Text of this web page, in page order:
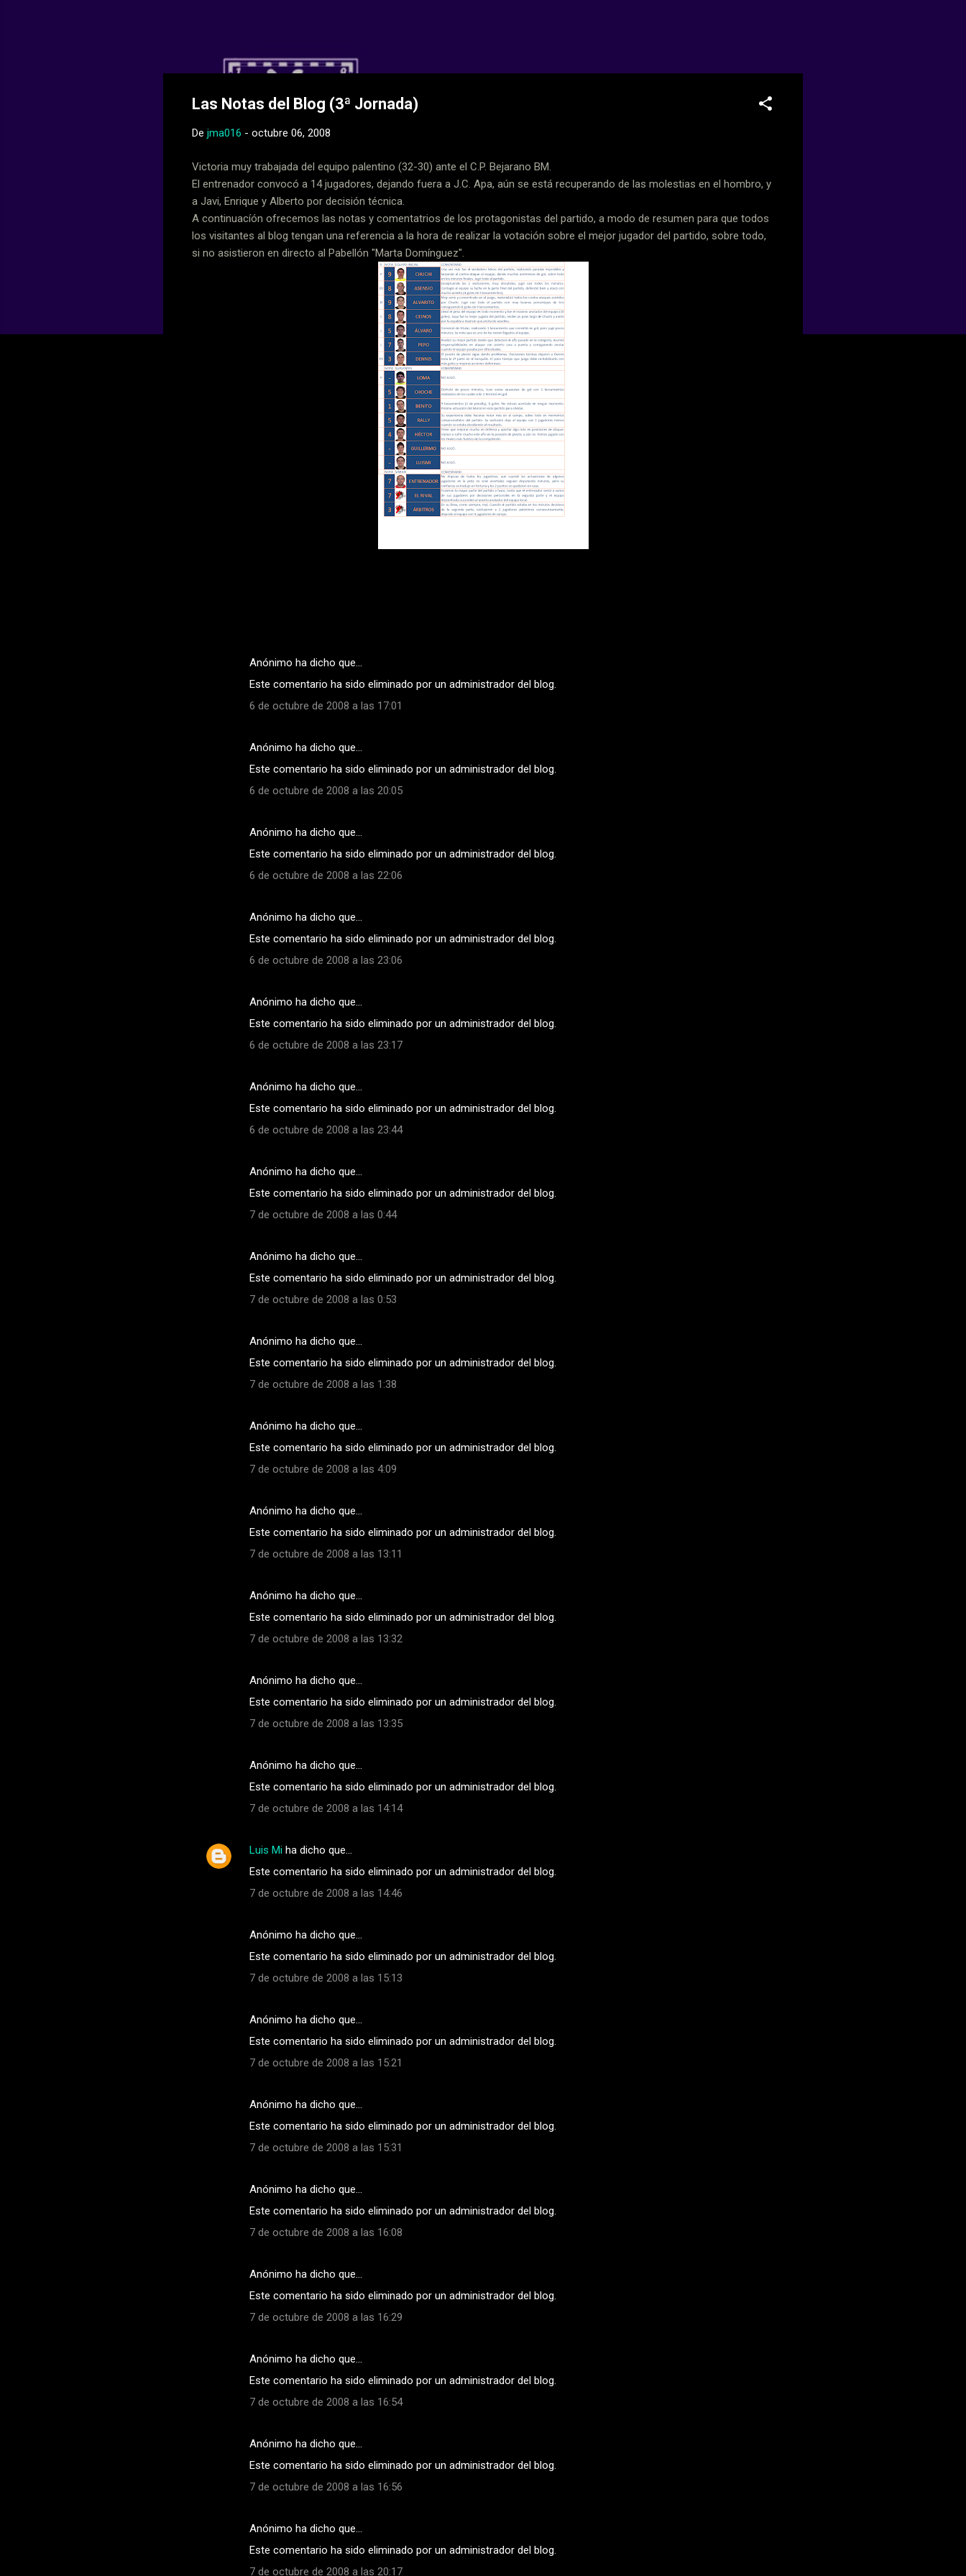
Las Notas del Blog (3ª Jornada)
De jma016 - octubre 06, 2008
Victoria muy trabajada del equipo palentino (32-30) ante el C.P. Bejarano BM.
El entrenador convocó a 14 jugadores, dejando fuera a J.C. Apa, aún se está recuperando de las molestias en el hombro, y
a Javi, Enrique y Alberto por decisión técnica.
A continuacíón ofrecemos las notas y comentatrios de los protagonistas del partido, a modo de resumen para que todos
los visitantes al blog tengan una referencia a la hora de realizar la votación sobre el mejor jugador del partido, sobre todo,
si no asistieron en directo al Pabellón "Marta Domínguez".
Anónimo ha dicho que…
Este comentario ha sido eliminado por un administrador del blog.
6 de octubre de 2008 a las 17:01
Anónimo ha dicho que…
Este comentario ha sido eliminado por un administrador del blog.
6 de octubre de 2008 a las 20:05
Anónimo ha dicho que…
Este comentario ha sido eliminado por un administrador del blog.
6 de octubre de 2008 a las 22:06
Anónimo ha dicho que…
Este comentario ha sido eliminado por un administrador del blog.
6 de octubre de 2008 a las 23:06
Anónimo ha dicho que…
Este comentario ha sido eliminado por un administrador del blog.
6 de octubre de 2008 a las 23:17
Anónimo ha dicho que…
Este comentario ha sido eliminado por un administrador del blog.
6 de octubre de 2008 a las 23:44
Anónimo ha dicho que…
Este comentario ha sido eliminado por un administrador del blog.
7 de octubre de 2008 a las 0:44
Anónimo ha dicho que…
Este comentario ha sido eliminado por un administrador del blog.
7 de octubre de 2008 a las 0:53
Anónimo ha dicho que…
Este comentario ha sido eliminado por un administrador del blog.
7 de octubre de 2008 a las 1:38
Anónimo ha dicho que…
Este comentario ha sido eliminado por un administrador del blog.
7 de octubre de 2008 a las 4:09
Anónimo ha dicho que…
Este comentario ha sido eliminado por un administrador del blog.
7 de octubre de 2008 a las 13:11
Anónimo ha dicho que…
Este comentario ha sido eliminado por un administrador del blog.
7 de octubre de 2008 a las 13:32
Anónimo ha dicho que…
Este comentario ha sido eliminado por un administrador del blog.
7 de octubre de 2008 a las 13:35
Anónimo ha dicho que…
Este comentario ha sido eliminado por un administrador del blog.
7 de octubre de 2008 a las 14:14
Luis Mi ha dicho que…
Este comentario ha sido eliminado por un administrador del blog.
7 de octubre de 2008 a las 14:46
Anónimo ha dicho que…
Este comentario ha sido eliminado por un administrador del blog.
7 de octubre de 2008 a las 15:13
Anónimo ha dicho que…
Este comentario ha sido eliminado por un administrador del blog.
7 de octubre de 2008 a las 15:21
Anónimo ha dicho que…
Este comentario ha sido eliminado por un administrador del blog.
7 de octubre de 2008 a las 15:31
Anónimo ha dicho que…
Este comentario ha sido eliminado por un administrador del blog.
7 de octubre de 2008 a las 16:08
Anónimo ha dicho que…
Este comentario ha sido eliminado por un administrador del blog.
7 de octubre de 2008 a las 16:29
Anónimo ha dicho que…
Este comentario ha sido eliminado por un administrador del blog.
7 de octubre de 2008 a las 16:54
Anónimo ha dicho que…
Este comentario ha sido eliminado por un administrador del blog.
7 de octubre de 2008 a las 16:56
Anónimo ha dicho que…
Este comentario ha sido eliminado por un administrador del blog.
7 de octubre de 2008 a las 20:17